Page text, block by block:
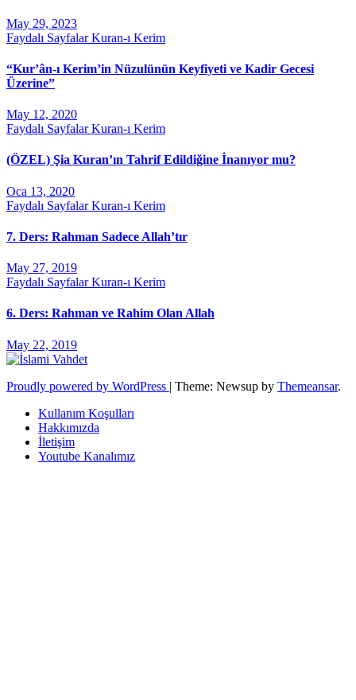
May 29, 2023
Faydalı SayfalarKuran-ı Kerim
“Kur’ân-ı Kerim’in Nüzulünün Keyfiyeti ve Kadir Gecesi
Üzerine”
May 12, 2020
Faydalı SayfalarKuran-ı Kerim
(ÖZEL) Şia Kuran’ın Tahrif Edildiğine İnanıyor mu?
Oca 13, 2020
Faydalı SayfalarKuran-ı Kerim
7. Ders: Rahman Sadece Allah’tır
May 27, 2019
Faydalı SayfalarKuran-ı Kerim
6. Ders: Rahman ve Rahim Olan Allah
May 22, 2019
Proudly powered by WordPress | Theme: Newsup by Themeansar.
Kullanım Koşulları
Hakkımızda
İletişim
Youtube Kanalımız